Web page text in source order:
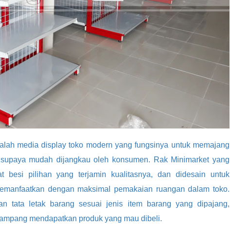
media display toko modern yang fungsinya untuk memajang
mudah dijangkau oleh konsumen. Rak Minimarket yang
besi pilihan yang terjamin kualitasnya, dan didesain untuk
dengan maksimal pemakaian ruangan dalam toko.
tata letak barang sesuai jenis item barang yang dipajang,
mendapatkan produk yang mau dibeli.